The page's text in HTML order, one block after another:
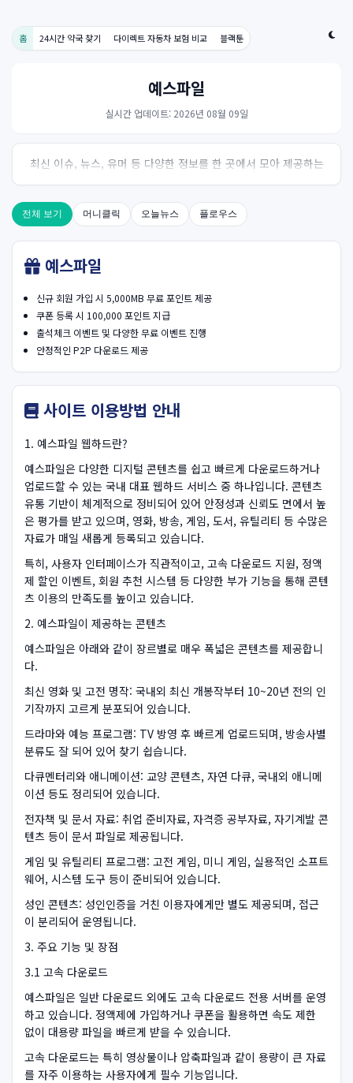
홈 24시간 약국 찾기 다이렉트 자동차 보험 비교 블랙툰
예스파일
실시간 업데이트: 2026년 08월 09일
최신 이슈, 뉴스, 유머 등 다양한 정보를 한 곳에서 모아 제공하는
사이트입니다. 오늘의 핫이슈를 한눈에 살펴보세요.
전체 보기 머니클릭 오늘뉴스 플로우스
예스파일
신규 회원 가입 시 5,000MB 무료 포인트 제공
쿠폰 등록 시 100,000 포인트 지급
출석체크 이벤트 및 다양한 무료 이벤트 진행
안정적인 P2P 다운로드 제공
사이트 이용방법 안내
1. 예스파일 웹하드란?
예스파일은 다양한 디지털 콘텐츠를 쉽고 빠르게 다운로드하거나
업로드할 수 있는 국내 대표 웹하드 서비스 중 하나입니다. 콘텐츠
유통 기반이 체계적으로 정비되어 있어 안정성과 신뢰도 면에서 높
은 평가를 받고 있으며, 영화, 방송, 게임, 도서, 유틸리티 등 수많은
자료가 매일 새롭게 등록되고 있습니다.
특히, 사용자 인터페이스가 직관적이고, 고속 다운로드 지원, 정액
제 할인 이벤트, 회원 추천 시스템 등 다양한 부가 기능을 통해 콘텐
츠 이용의 만족도를 높이고 있습니다.
2. 예스파일이 제공하는 콘텐츠
예스파일은 아래와 같이 장르별로 매우 폭넓은 콘텐츠를 제공합니
다.
최신 영화 및 고전 명작: 국내외 최신 개봉작부터 10~20년 전의 인
기작까지 고르게 분포되어 있습니다.
드라마와 예능 프로그램: TV 방영 후 빠르게 업로드되며, 방송사별
분류도 잘 되어 있어 찾기 쉽습니다.
다큐멘터리와 애니메이션: 교양 콘텐츠, 자연 다큐, 국내외 애니메
이션 등도 정리되어 있습니다.
전자책 및 문서 자료: 취업 준비자료, 자격증 공부자료, 자기계발 콘
텐츠 등이 문서 파일로 제공됩니다.
게임 및 유틸리티 프로그램: 고전 게임, 미니 게임, 실용적인 소프트
웨어, 시스템 도구 등이 준비되어 있습니다.
성인 콘텐츠: 성인인증을 거친 이용자에게만 별도 제공되며, 접근
이 분리되어 운영됩니다.
3. 주요 기능 및 장점
3.1 고속 다운로드
예스파일은 일반 다운로드 외에도 고속 다운로드 전용 서버를 운영
하고 있습니다. 정액제에 가입하거나 쿠폰을 활용하면 속도 제한
없이 대용량 파일을 빠르게 받을 수 있습니다.
고속 다운로드는 특히 영상물이나 압축파일과 같이 용량이 큰 자료
를 자주 이용하는 사용자에게 필수 기능입니다.